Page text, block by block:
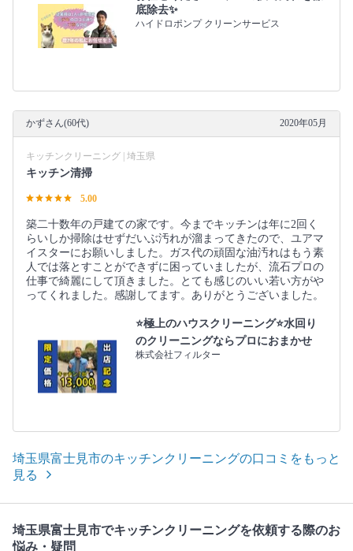
底除去✨
ハイドロポンプ クリーンサービス
かずさん(60代) 2020年05月
キッチンクリーニング | 埼玉県
キッチン清掃
5.00
築二十数年の戸建ての家です。今までキッチンは年に2回く
らいしか掃除はせずだいぶ汚れが溜まってきたので、ユアマ
イスターにお願いしました。ガス代の頑固な油汚れはもう素
人では落とすことができずに困っていましたが、流石プロの
仕事で綺麗にして頂きました。とても感じのいい若い方がや
ってくれました。感謝してます。ありがとうございました。
⭐極上のハウスクリーニング⭐水回り
のクリーニングならプロにおまかせ
株式会社フィルター
埼玉県富士見市のキッチンクリーニングの口コミをもっと
見る
埼玉県富士見市でキッチンクリーニングを依頼する際のお
悩み・疑問